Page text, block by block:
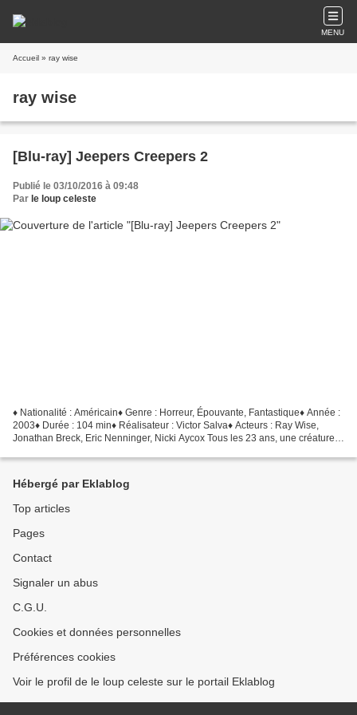
MENU
Accueil » ray wise
ray wise
[Blu-ray] Jeepers Creepers 2
Publié le 03/10/2016 à 09:48
Par le loup celeste
♦ Nationalité : Américain♦ Genre : Horreur, Épouvante, Fantastique♦ Année :
2003♦ Durée : 104 min♦ Réalisateur : Victor Salva♦ Acteurs : Ray Wise,
Jonathan Breck, Eric Nenninger, Nicki Aycox Tous les 23 ans, une créature
Hébergé par Eklablog
Top articles
Pages
Contact
Signaler un abus
C.G.U.
Cookies et données personnelles
Préférences cookies
Voir le profil de le loup celeste sur le portail Eklablog